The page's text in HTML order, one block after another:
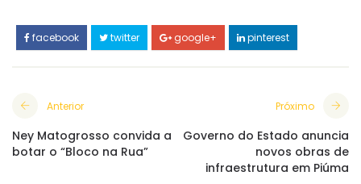
facebook twitter google+ pinterest
Anterior
Ney Matogrosso convida a
botar o “Bloco na Rua”
Próximo
Governo do Estado anuncia
novos obras de
infraestrutura em Piúma